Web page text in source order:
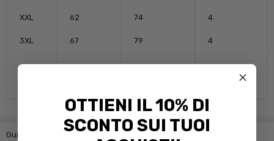
XXL 62 74 4
3XL 67 79 4
Guida alle Taglie
OTTIENI IL 10% DI
SCONTO SUI TUOI